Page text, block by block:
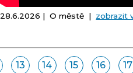
28.6.2026 | O městě | zobrazit
13 14 15 16 17